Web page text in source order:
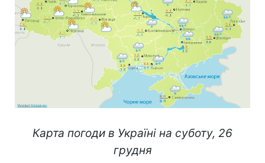
Карта погоди в Україні на суботу, 26
грудня